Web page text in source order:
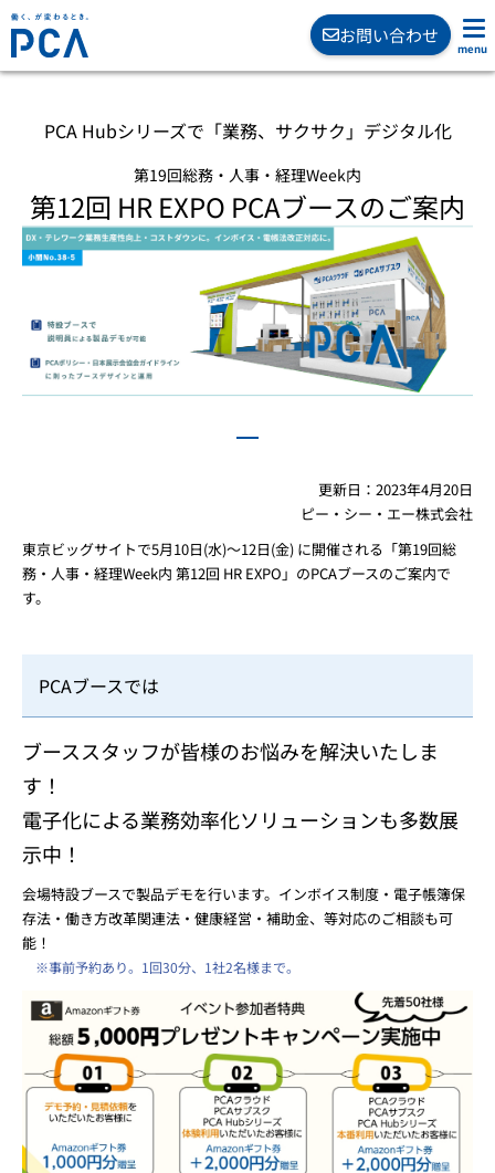
お問い合わせ
PCA Hubシリーズで「業務、サクサク」デジタル化
第19回総務・人事・経理Week内
第12回 HR EXPO PCAブースのご案内
更新日：2023年4月20日
ピー・シー・エー株式会社
東京ビッグサイトで5月10日(水)～12日(金) に開催される「第19回総
務・人事・経理Week内 第12回 HR EXPO」のPCAブースのご案内で
す。
PCAブースでは
ブーススタッフが皆様のお悩みを解決いたしま
す！
電子化による業務効率化ソリューションも多数展
示中！
会場特設ブースで製品デモを行います。インボイス制度・電子帳簿保
存法・働き方改革関連法・健康経営・補助金、等対応のご相談も可
能！
※事前予約あり。1回30分、1社2名様まで。